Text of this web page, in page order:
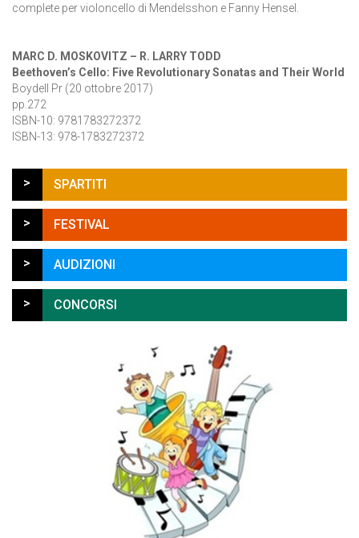
complete per violoncello di Mendelsshon e Fanny Hensel.
MARC D. MOSKOVITZ – R. LARRY TODD
Beethoven’s Cello: Five Revolutionary Sonatas and Their World
Boydell Pr (20 ottobre 2017)
pp.272
ISBN-10: 9781783272372
ISBN-13: 978-1783272372
> SPARTITI
> FESTIVAL
> AUDIZIONI
> CONCORSI